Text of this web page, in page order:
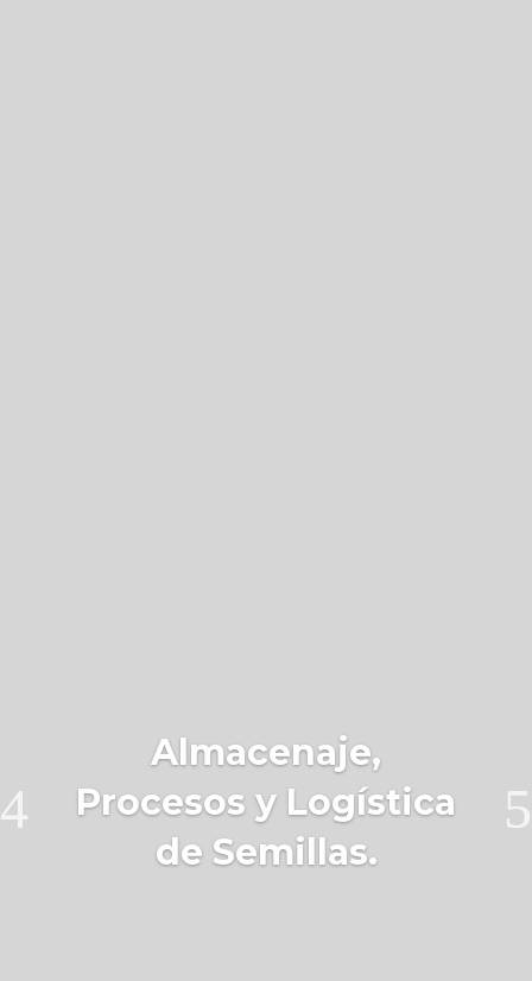
Almacenaje,
Procesos y Logística
de Semillas.